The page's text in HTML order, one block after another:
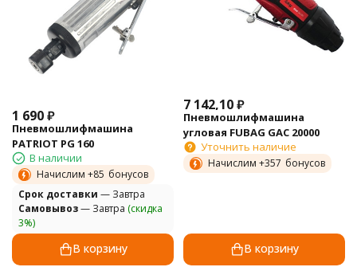
1 690₽
Пневмошлифмашина
PATRIOT PG 160
В наличии
Начислим +85 бонусов
Cрок доставки — Завтра
Самовывоз— Завтра (скидка
3%)
В корзину
7 142,10₽
Пневмошлифмашина
угловая FUBAG GAC 20000
Уточнить наличие
Начислим +357 бонусов
В корзину